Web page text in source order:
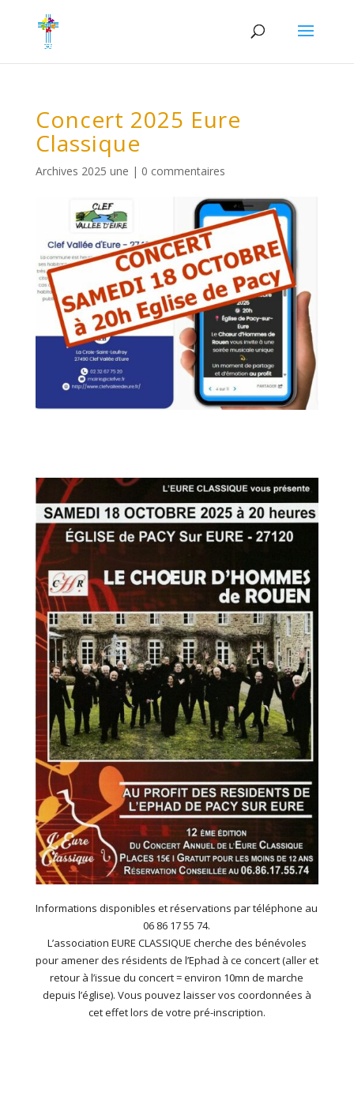
Concert 2025 Eure
Classique
Archives 2025 une | 0 commentaires
Informations disponibles et réservations par téléphone au
06 86 17 55 74.
L’association EURE CLASSIQUE cherche des bénévoles
pour amener des résidents de l’Ephad à ce concert (aller et
retour à l’issue du concert = environ 10mn de marche
depuis l’église). Vous pouvez laisser vos coordonnées à
cet effet lors de votre pré-inscription.